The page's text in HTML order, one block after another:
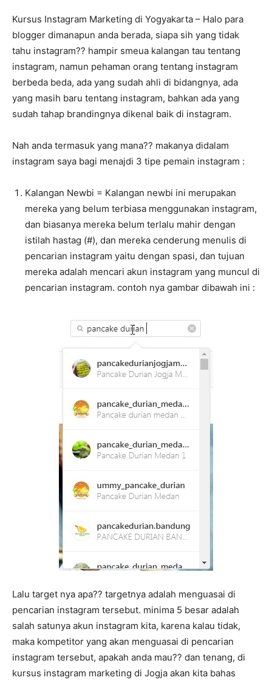
Kursus Instagram Marketing di Yogyakarta – Halo para
blogger dimanapun anda berada, siapa sih yang tidak
tahu instagram?? hampir smeua kalangan tau tentang
instagram, namun pehaman orang tentang instagram
berbeda beda, ada yang sudah ahli di bidangnya, ada
yang masih baru tentang instagram, bahkan ada yang
sudah tahap brandingnya dikenal baik di instagram.
Nah anda termasuk yang mana?? makanya didalam
instagram saya bagi menajdi 3 tipe pemain instagram :
Kalangan Newbi = Kalangan newbi ini merupakan
mereka yang belum terbiasa menggunakan instagram,
dan biasanya mereka belum terlalu mahir dengan
istilah hastag (#), dan mereka cenderung menulis di
pencarian instagram yaitu dengan spasi, dan tujuan
mereka adalah mencari akun instagram yang muncul di
pencarian instagram. contoh nya gambar dibawah ini :
Lalu target nya apa?? targetnya adalah menguasai di
pencarian instagram tersebut. minima 5 besar adalah
salah satunya akun instagram kita, karena kalau tidak,
maka kompetitor yang akan menguasai di pencarian
instagram tersebut, apakah anda mau?? dan tenang, di
kursus instagram marketing di Jogja akan kita bahas